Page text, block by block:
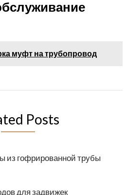
муфт на трубопровод
Posts
из гофрированной трубы
для задвижек